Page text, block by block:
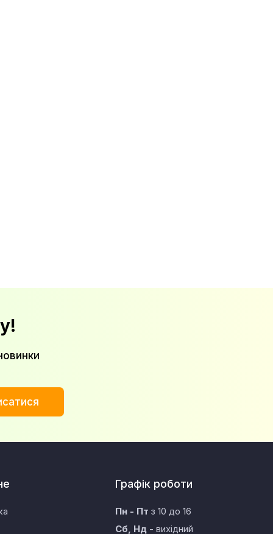
Графік роботи
Пн - Пт з 10 до 16
Сб, Нд- вихідний